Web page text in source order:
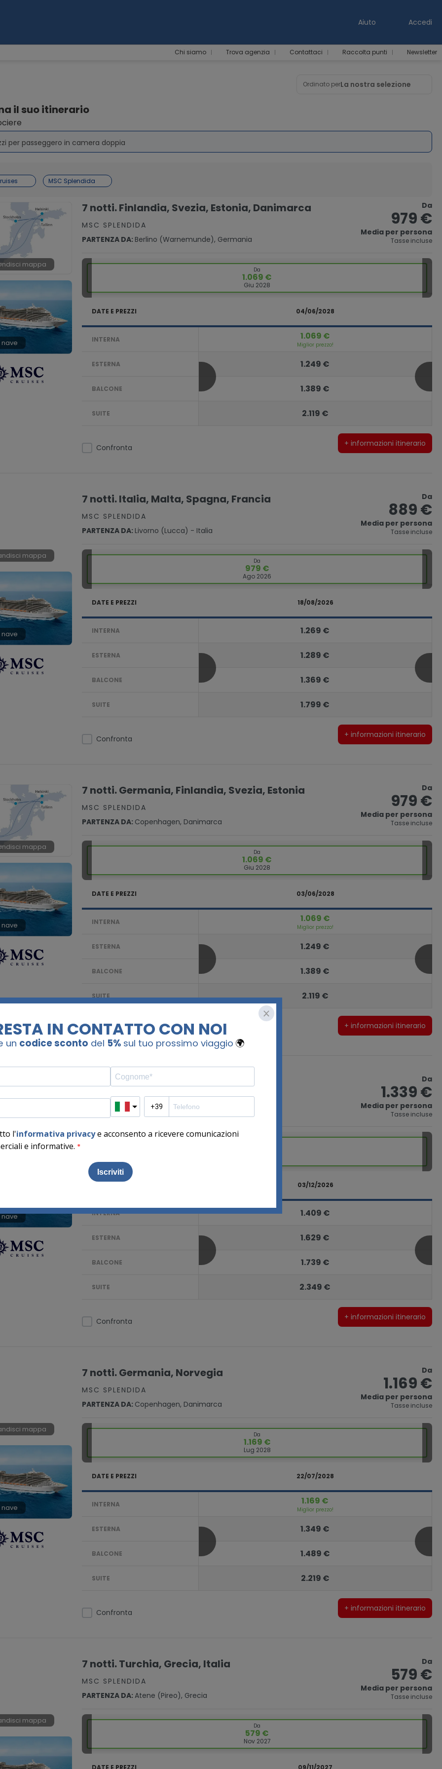
Aiuto Accedi
Chi siamo Trova agenzia Contattaci Raccolta punti Newsletter
Ordinato perLa nostra selezione
il suo itinerario
per passeggero in camera doppia
MSC Splendida
mappa
7 notti. Finlandia, Svezia, Estonia, Danimarca
MSC SPLENDIDA
PARTENZA DA: Berlino (warnemunde), Germania
Da
979 €
Media per persona
Tasse incluse
Da
1.069 €
Giu 2028
DATE E PREZZI
INTERNA
ESTERNA
BALCONE
SUITE
04/06/2028
1.069 €
Miglior prezzo!
1.249 €
1.389 €
2.119 €
Confronta + informazioni itinerario
mappa
7 notti. Italia, Malta, Spagna, Francia
MSC SPLENDIDA
PARTENZA DA: Livorno (lucca) - Italia
Da
889 €
Media per persona
Tasse incluse
Da
979 €
Ago 2026
DATE E PREZZI
INTERNA
ESTERNA
BALCONE
SUITE
18/08/2026
1.269 €
1.289 €
1.369 €
1.799 €
Confronta + informazioni itinerario
mappa
7 notti. Germania, Finlandia, Svezia, Estonia
MSC SPLENDIDA
PARTENZA DA: Copenhagen, Danimarca
Da
979 €
Media per persona
Tasse incluse
Da
1.069 €
Giu 2028
DATE E PREZZI
INTERNA
ESTERNA
BALCONE
SUITE
03/06/2028
1.069 €
Miglior prezzo!
1.249 €
1.389 €
2.119 €
Confronta + informazioni itinerario
mappa
nave
8 notti. Brasile, Uruguay
MSC SPLENDIDA
PARTENZA DA:
Da
1.339 €
Media per persona
Tasse incluse
INTERNA
ESTERNA
BALCONE
SUITE
03/12/2026
1.409 €
1.629 €
1.739 €
2.349 €
Confronta + informazioni itinerario
mappa
7 notti. Germania, Norvegia
MSC SPLENDIDA
PARTENZA DA: Copenhagen, Danimarca
Da
1.169 €
Media per persona
Tasse incluse
Da
1.169 €
Lug 2028
DATE E PREZZI
INTERNA
ESTERNA
BALCONE
SUITE
22/07/2028
1.169 €
Miglior prezzo!
1.349 €
1.489 €
2.219 €
Confronta + informazioni itinerario
mappa
7 notti. Turchia, Grecia, Italia
MSC SPLENDIDA
PARTENZA DA:Atene (pireo), Grecia
Da
579 €
Media per persona
Tasse incluse
Da
579 €
Nov 2027
DATE E PREZZI 09/11/2027